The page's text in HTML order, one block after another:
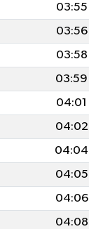
03:55
03:56
03:58
03:59
04:01
04:02
04:04
04:05
04:06
04:08